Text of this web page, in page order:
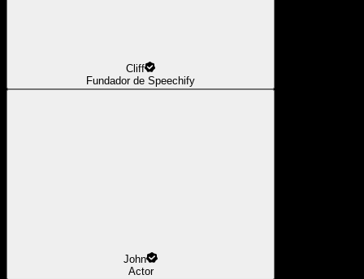
Cliff
Fundador de Speechify
John
Actor